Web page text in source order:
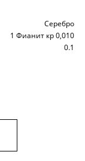
Серебро
1 Фианит кр 0,010
0.1